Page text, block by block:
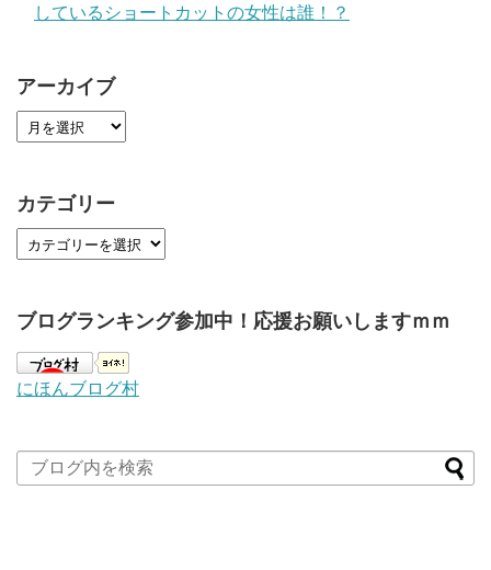
しているショートカットの女性は誰！？
アーカイブ
カテゴリー
ブログランキング参加中！応援お願いしますｍｍ
にほんブログ村